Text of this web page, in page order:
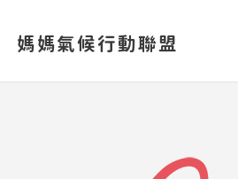
媽媽氣候行動聯盟